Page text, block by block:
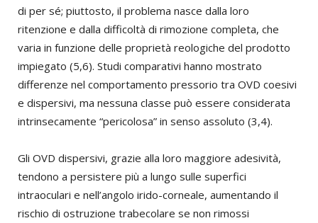
di per sé; piuttosto, il problema nasce dalla loro
ritenzione e dalla difficoltà di rimozione completa, che
varia in funzione delle proprietà reologiche del prodotto
impiegato (5,6). Studi comparativi hanno mostrato
differenze nel comportamento pressorio tra OVD coesivi
e dispersivi, ma nessuna classe può essere considerata
intrinsecamente “pericolosa” in senso assoluto (3,4).
Gli OVD dispersivi, grazie alla loro maggiore adesività,
tendono a persistere più a lungo sulle superfici
intraoculari e nell’angolo irido-corneale, aumentando il
rischio di ostruzione trabecolare se non rimossi